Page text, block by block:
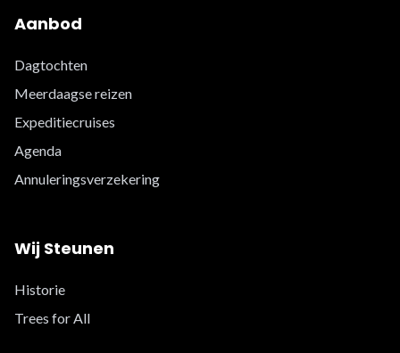
Aanbod
Dagtochten
Meerdaagse reizen
Expeditiecruises
Agenda
Annuleringsverzekering
Wij Steunen
Historie
Trees for All